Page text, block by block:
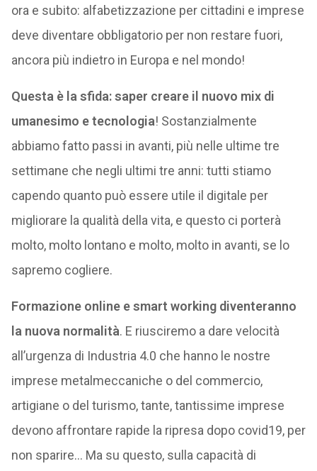
ora e subito: alfabetizzazione per cittadini e imprese
deve diventare obbligatorio per non restare fuori,
ancora più indietro in Europa e nel mondo!
Questa è la sfida: saper creare il nuovo mix di
umanesimo e tecnologia! Sostanzialmente
abbiamo fatto passi in avanti, più nelle ultime tre
settimane che negli ultimi tre anni: tutti stiamo
capendo quanto può essere utile il digitale per
migliorare la qualità della vita, e questo ci porterà
molto, molto lontano e molto, molto in avanti, se lo
sapremo cogliere.
Formazione online e smart working diventeranno
la nuova normalità. E riusciremo a dare velocità
all’urgenza di Industria 4.0 che hanno le nostre
imprese metalmeccaniche o del commercio,
artigiane o del turismo, tante, tantissime imprese
devono affrontare rapide la ripresa dopo covid19, per
non sparire… Ma su questo, sulla capacità di